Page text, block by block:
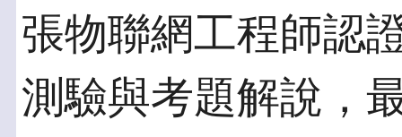
張物聯網工程師認
測驗與考題解說，